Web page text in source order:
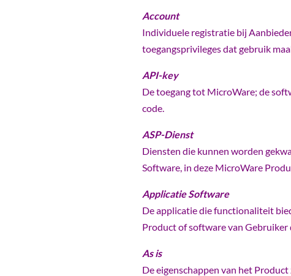
Account
Individuele registratie bij
toegangsprivileges dat gebruik
API-key
De toegang tot MicroWare; de
code.
ASP-Dienst
Diensten die kunnen worden
Software, in deze MicroWare
Applicatie Software
De applicatie die functionaliteit
Product of software van Gebruiker
As is
De eigenschappen van het